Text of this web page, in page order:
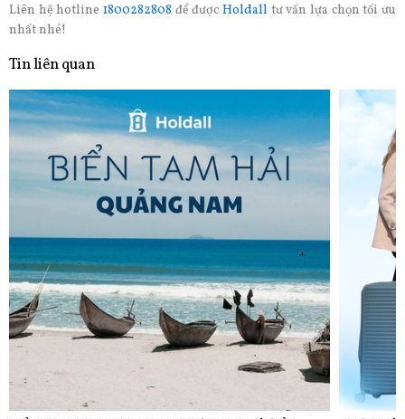
Liên hệ hotline 1800282808 để được Holdall tư vấn lựa chọn tối ưu
nhất nhé!
Tin liên quan